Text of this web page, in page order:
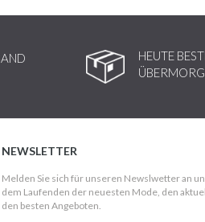
HEUTE
NEWSLETTER
Melden Sie sich für unseren Newslwetter an
dem Laufenden der neuesten Mode, den
den besten Angeboten.